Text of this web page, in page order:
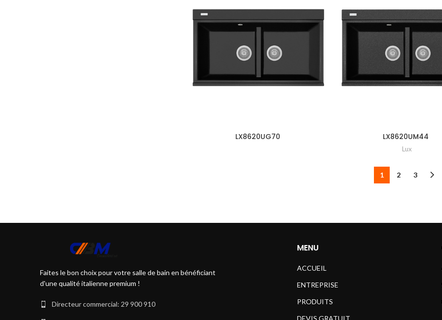
LX8620UG70 LX8620UM44
Lux
1 2 3
Faites le bon choix pour votre salle de bain en bénéficiant
d'une qualité italienne premium !
Directeur commercial: 29 900 910
MENU
ACCUEIL
ENTREPRISE
PRODUITS
DEVIS GRATUIT